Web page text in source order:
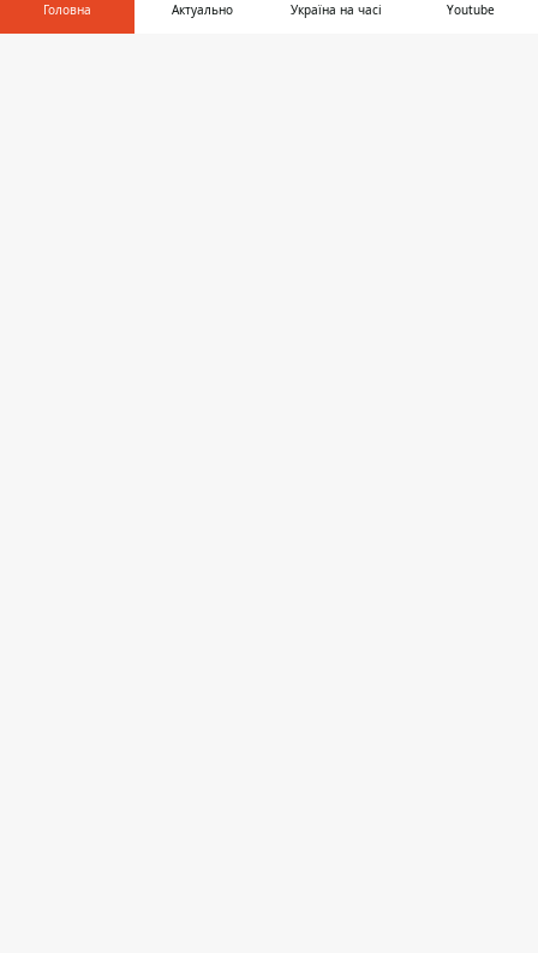
Деталі про гру опублікували у свіжому
Головна Актуально Україна на часі Youtube